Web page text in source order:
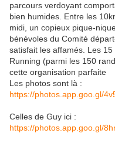
parcours verdoyant
bien humides. Entre les
midi, un copieux pique-
bénévoles du Comité
satisfait les affamés. Les
Running (parmi les 150
cette organisation parfaite
Les photos sont là :
https://photos.app.goo.gl/
Celles de Guy ici :
https://photos.app.goo.gl/